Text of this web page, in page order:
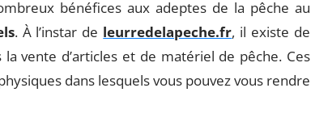
bénéfices aux adeptes de la pêche au
. À l’instar de leurredelapeche.fr, il existe de
vente d’articles et de matériel de pêche. Ces
dans lesquels vous pouvez vous rendre